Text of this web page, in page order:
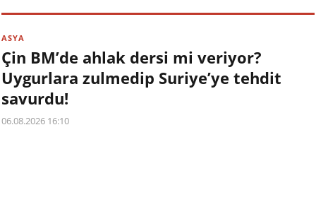
ASYA
Çin BM’de ahlak dersi mi veriyor?
Uygurlara zulmedip Suriye’ye tehdit
savurdu!
06.08.2026 16:10